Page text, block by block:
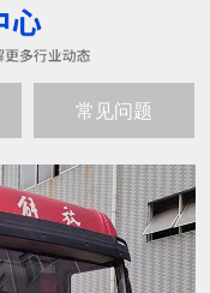
常见问题